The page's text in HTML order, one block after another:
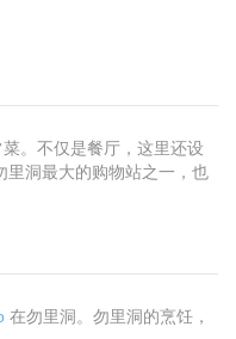
。不仅是餐厅，这里还设
里洞最大的购物站之一，也
在勿里洞。勿里洞的烹饪，